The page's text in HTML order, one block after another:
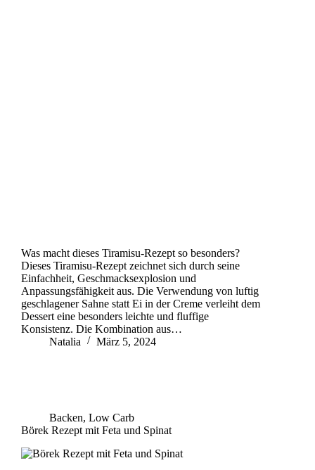
Was macht dieses Tiramisu-Rezept so besonders?
Dieses Tiramisu-Rezept zeichnet sich durch seine
Einfachheit, Geschmacksexplosion und
Anpassungsfähigkeit aus. Die Verwendung von luftig
geschlagener Sahne statt Ei in der Creme verleiht dem
Dessert eine besonders leichte und fluffige
Konsistenz. Die Kombination aus…
Natalia
März 5, 2024
Backen, Low Carb
Börek Rezept mit Feta und Spinat